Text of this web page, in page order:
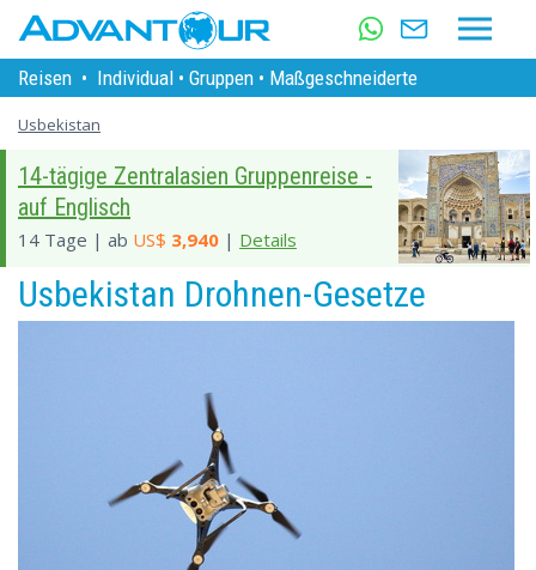
Reisen • Individual • Gruppen • Maßgeschneiderte
Usbekistan
14-tägige Zentralasien Gruppenreise -
auf Englisch
14 Tage | ab US$ 3,940 | Details
Usbekistan Drohnen-Gesetze